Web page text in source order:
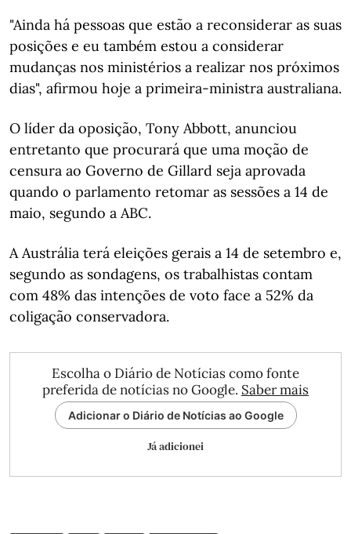
"Ainda há pessoas que estão a reconsiderar as suas
posições e eu também estou a considerar
mudanças nos ministérios a realizar nos próximos
dias", afirmou hoje a primeira-ministra australiana.
O líder da oposição, Tony Abbott, anunciou
entretanto que procurará que uma moção de
censura ao Governo de Gillard seja aprovada
quando o parlamento retomar as sessões a 14 de
maio, segundo a ABC.
A Austrália terá eleições gerais a 14 de setembro e,
segundo as sondagens, os trabalhistas contam
com 48% das intenções de voto face a 52% da
coligação conservadora.
Escolha o Diário de Notícias como fonte
preferida de notícias no Google. Saber mais
Adicionar o Diário de Notícias ao Google
Já adicionei